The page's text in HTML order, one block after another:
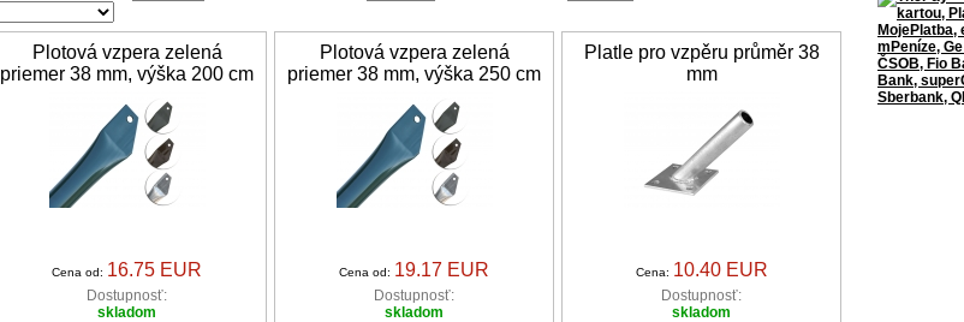
Plotová vzpera zelená
priemer 38 mm, výška 200 cm
Cena od: 16.75 EUR
Dostupnosť:
skladom
Plotová vzpera zelená
priemer 38 mm, výška 250 cm
Cena od: 19.17 EUR
Dostupnosť:
skladom
Platle pro vzpěru průměr 38
mm
Cena: 10.40 EUR
Dostupnosť:
skladom